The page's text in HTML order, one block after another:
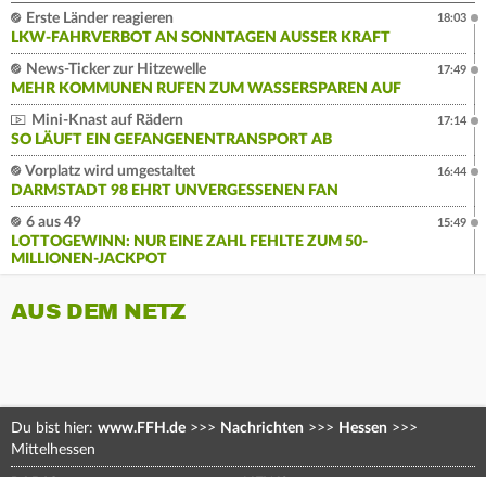
Erste Länder reagieren
LKW-FAHRVERBOT AN SONNTAGEN AUSSER KRAFT
18:03
News-Ticker zur Hitzewelle
MEHR KOMMUNEN RUFEN ZUM WASSERSPAREN AUF
17:49
Mini-Knast auf Rädern
SO LÄUFT EIN GEFANGENENTRANSPORT AB
17:14
Vorplatz wird umgestaltet
DARMSTADT 98 EHRT UNVERGESSENEN FAN
16:44
6 aus 49
LOTTOGEWINN: NUR EINE ZAHL FEHLTE ZUM 50-
MILLIONEN-JACKPOT
15:49
AUS DEM NETZ
Du bist hier: www.FFH.de >>> Nachrichten >>> Hessen >>>
Mittelhessen